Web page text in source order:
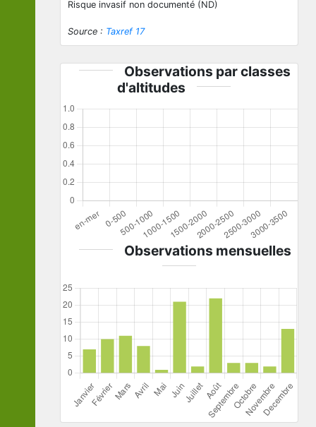
Risque invasif non documenté (ND)
Source : Taxref 17
Observations par classes
d'altitudes
Observations mensuelles